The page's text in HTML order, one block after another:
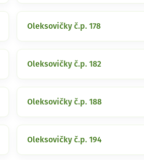
Oleksovičky č.p. 178
Oleksovičky č.p. 182
Oleksovičky č.p. 188
Oleksovičky č.p. 194